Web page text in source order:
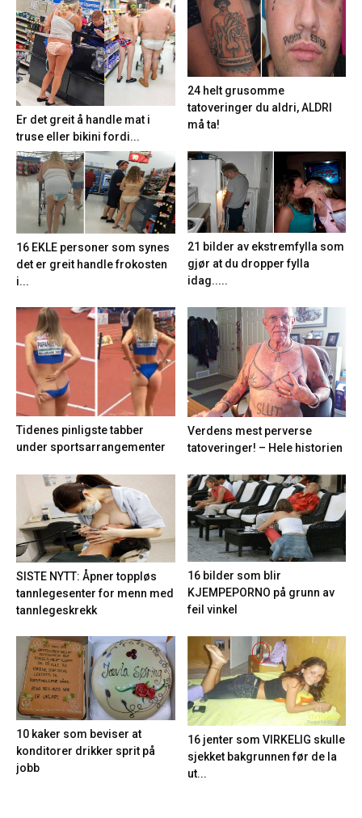
Er det greit å handle mat i
truse eller bikini fordi...
24 helt grusomme
tatoveringer du aldri, ALDRI
må ta!
16 EKLE personer som synes
det er greit handle frokosten
i...
21 bilder av ekstremfylla som
gjør at du dropper fylla
idag.....
Tidenes pinligste tabber
under sportsarrangementer
Verdens mest perverse
tatoveringer! – Hele historien
SISTE NYTT: Åpner toppløs
tannlegesenter for menn med
tannlegeskrekk
16 bilder som blir
KJEMPEPORNO på grunn av
feil vinkel
10 kaker som beviser at
konditorer drikker sprit på
jobb
16 jenter som VIRKELIG skulle
sjekket bakgrunnen før de la
ut...